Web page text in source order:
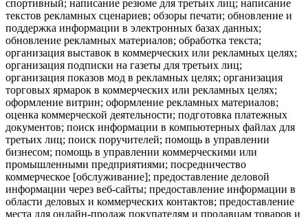
спортивный; написание резюме для третьих лиц; написание
текстов рекламных сценариев; обзоры печати; обновление и
поддержка информации в электронных базах данных;
обновление рекламных материалов; обработка текста;
организация выставок в коммерческих или рекламных целях;
организация подписки на газеты для третьих лиц;
организация показов мод в рекламных целях; организация
торговых ярмарок в коммерческих или рекламных целях;
оформление витрин; оформление рекламных материалов;
оценка коммерческой деятельности; подготовка платежных
документов; поиск информации в компьютерных файлах для
третьих лиц; поиск поручителей; помощь в управлении
бизнесом; помощь в управлении коммерческими или
промышленными предприятиями; посредничество
коммерческое [обслуживание]; предоставление деловой
информации через веб-сайты; предоставление информации в
области деловых и коммерческих контактов; предоставление
места для онлайн-продаж покупателям и продавцам товаров и